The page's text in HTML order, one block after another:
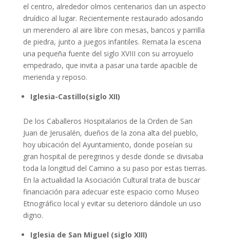
el centro, alrededor olmos centenarios dan un aspecto
druídico al lugar. Recientemente restaurado adosando
un merendero al aire libre con mesas, bancos y parrilla
de piedra, junto a juegos infantiles. Remata la escena
una pequeña fuente del siglo XVIII con su arroyuelo
empedrado, que invita a pasar una tarde apacible de
merienda y reposo.
Iglesia-Castillo(siglo XII)
De los Caballeros Hospitalarios de la Orden de San
Juan de Jerusalén, dueños de la zona alta del pueblo,
hoy ubicación del Ayuntamiento, donde poseían su
gran hospital de peregrinos y desde donde se divisaba
toda la longitud del Camino a su paso por estas tierras.
En la actualidad la Asociación Cultural trata de buscar
financiación para adecuar este espacio como Museo
Etnográfico local y evitar su deterioro dándole un uso
digno.
Iglesia de San Miguel (siglo XIII)